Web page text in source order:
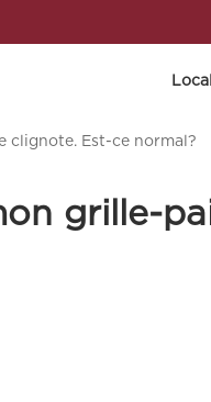
clignote. Est-ce normal?
grille-